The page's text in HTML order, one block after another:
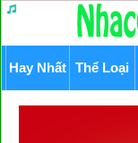
Hay Nhất Thể Loại